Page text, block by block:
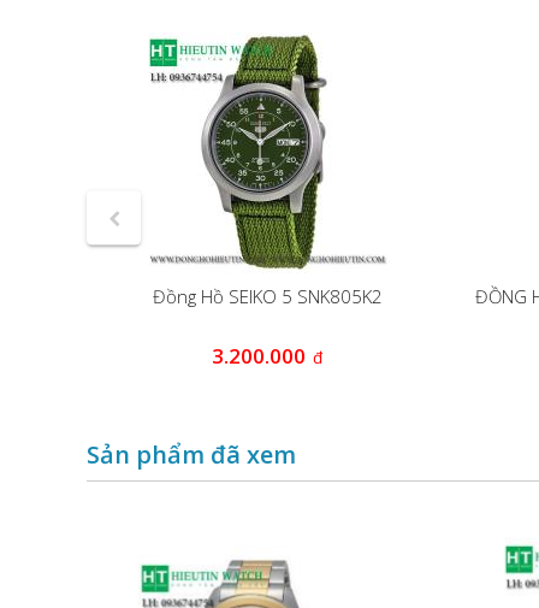
Đồng Hồ SEIKO 5 SNK805K2
3.200.000 đ
ĐỒNG
Sản phẩm đã xem